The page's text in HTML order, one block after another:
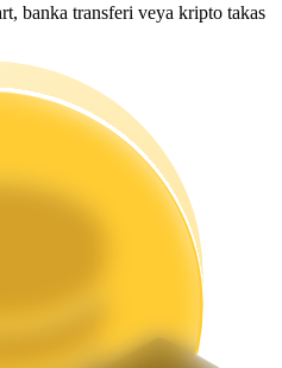
banka transferi veya kripto takas